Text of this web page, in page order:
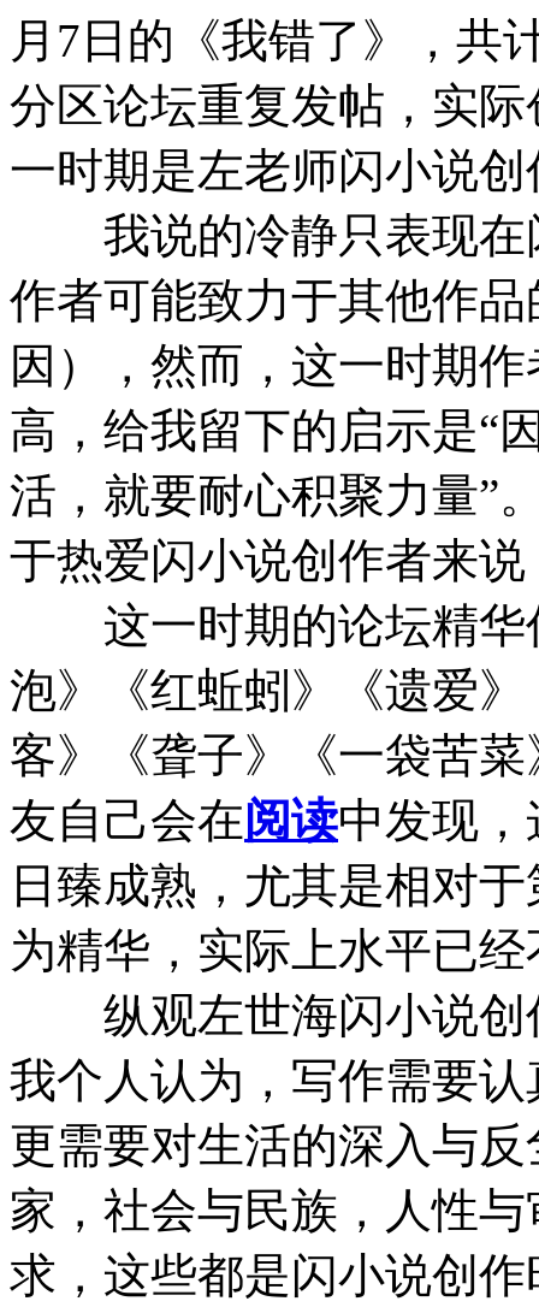
月7日的《我错了》，共
分区论坛重复发帖，实
一时期是左老师闪小说
我说的冷静只表现在
作者可能致力于其他作
因），然而，这一时期
高，给我留下的启示是“
活，就要耐心积聚力量”
于热爱闪小说创作者来
这一时期的论坛精华
泡》《红蚯蚓》《遗爱
客》《聋子》《一袋苦
友自己会在阅读中发现
日臻成熟，尤其是相对
为精华，实际上水平已
纵观左世海闪小说创
我个人认为，写作需要
更需要对生活的深入与
家，社会与民族，人性
求，这些都是闪小说创